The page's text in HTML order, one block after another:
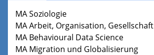
MA Soziologie
MA Arbeit, Organisation, Gesellschaft
MA Behavioural Data Science
MA Migration und Globalisierung